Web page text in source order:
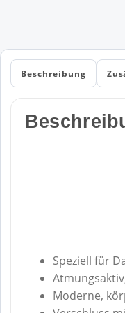
Beschreibung
Speziell für
Moderne,